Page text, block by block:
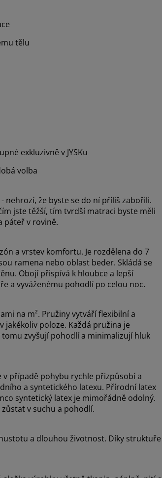
tělu
exkluzivně v JYSKu
volba
že byste se do ní příliš zabořili.
jste těžší, tím tvrdší matraci byste měli
páteř v rovině.
a vrstev komfortu. Je rozdělena do 7
ramena nebo oblast beder. Skládá se
Obojí přispívá k hloubce a lepší
a vyváženému pohodlí po celou noc.
na m². Pružiny vytváří flexibilní a
poloze. Každá pružina je
tomu zvyšují pohodlí a minimalizují hluk
v případě pohybu rychle přizpůsobí a
a syntetického latexu. Přírodní latex
syntetický latex je mimořádně odolný.
v suchu a pohodlí.
a dlouhou životnost. Díky struktuře